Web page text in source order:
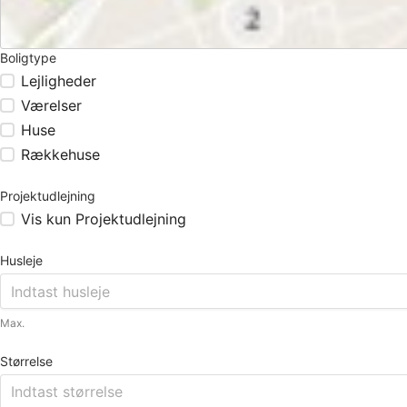
Boligtype
Lejligheder
Værelser
Huse
Rækkehuse
Projektudlejning
Vis kun Projektudlejning
Husleje
Max.
Størrelse